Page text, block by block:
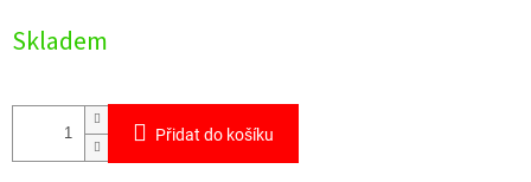
cena:
Skladem
Přidat do košíku